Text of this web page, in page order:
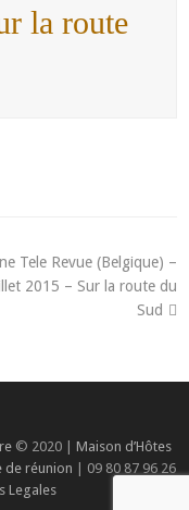
la route
Tele Revue (Belgique) –
2015 – Sur la route du
Sud
© 2020 | Maison d’Hôtes
de réunion
| 09 80 87 96 26
Legales